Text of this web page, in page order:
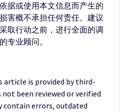
据或使用本文信息而产生的
害概不承担任何责任。建议
取行动之前，进行全面的调
专业顾问。
is provided by third-
not been reviewed or verified
contain errors, outdated